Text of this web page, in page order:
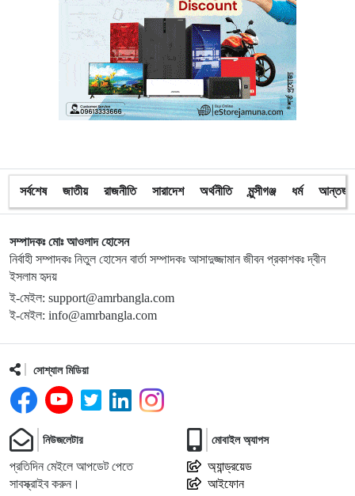
ভোটকেন্দ্রের সামনে বস্তাভর্তি টাকাসহ স্বেচ্ছাসেবকদল নেতা আটক
গোপালগঞ্জে ডিসির বাসভবনের সামনে ককটেল বিস্ফোরণ
সন্ত্রাসীদের ব্যবস্থা না নেওয়া হলে আমার পক্ষে নির্বাচন করা সম্ভব
নয় : ভিপি নূর
১৩
মহাপরিচালকের বেইজ ক্যাম্প পরিদর্শন
১৪
প্রধান উপদেষ্টাসহ উপদেষ্টাদের সম্পদ বিবরণী প্রকাশ
১৫
নির্বাচন উপলক্ষে ৯৬ ঘণ্টা কড়াকড়ি : ক্যাশ-ইন ও ক্যাশ-আউট বন্ধ
নির্বাচনে ৬৫ থেকে ৭০ শতাংশ ভোট পড়তে পারে: ইসি আনোয়ারুল
১৭
মঞ্জুরুল আহসান মুন্সীকে বিএনপির সব ধরণের পদ থেকে বহিষ্কার
১৮
সর্বশেষ জাতীয় রাজনীতি সারাদেশ অর্থনীতি মুন্সীগঞ্জ ধর্ম
সম্পাদকঃ মোঃ আওলাদ হোসেন
নির্বাহী সম্পাদকঃ নিতুল হোসেন বার্তা সম্পাদকঃ আসাদুজ্জামান জীবন প্রকাশকঃ দ্বীন
ইসলাম হৃদয়
ই-মেইল: support@amrbangla.com
ই-মেইল: info@amrbangla.com
সোশ্যাল মিডিয়া
নিউজলেটার
প্রতিদিন মেইলে আপডেট পেতে
সাবস্ক্রাইব করুন।
মোবাইল অ্যাপস
অ্যান্ড্রয়েড
আইফোন